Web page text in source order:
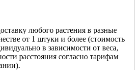
любого растения в разные
от 1 штуки и более (стоимость
в зависимости от веса,
расстояния согласно тарифам